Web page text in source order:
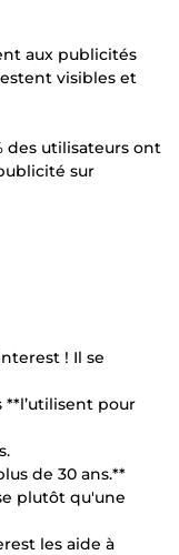
aux publicités
visibles et
des utilisateurs ont
sur
! Il se
**l’utilisent pour
de 30 ans.**
plutôt qu'une
les aide à